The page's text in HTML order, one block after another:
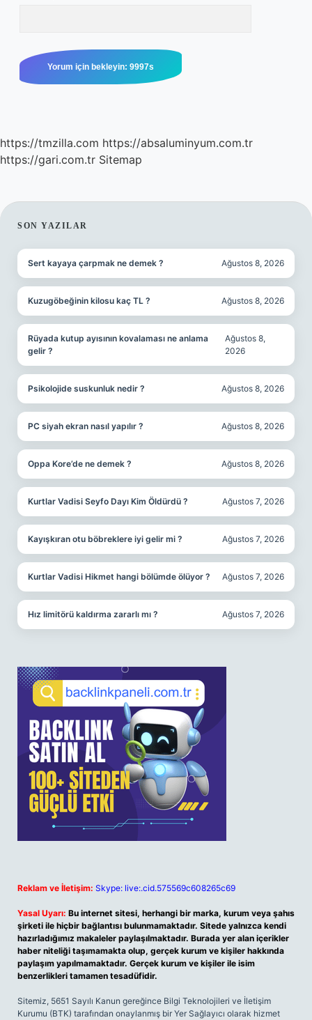
https://tmzilla.com https://absaluminyum.com.tr
https://gari.com.tr Sitemap
SIDEBAR
SON YAZILAR
Sert kayaya çarpmak ne demek ? Ağustos 8, 2026
Kuzugöbeğinin kilosu kaç TL ? Ağustos 8, 2026
Rüyada kutup ayısının kovalaması ne anlama
gelir ?
Ağustos 8,
2026
Psikolojide suskunluk nedir ? Ağustos 8, 2026
PC siyah ekran nasıl yapılır ? Ağustos 8, 2026
Oppa Kore’de ne demek ? Ağustos 8, 2026
Kurtlar Vadisi Seyfo Dayı Kim Öldürdü ? Ağustos 7, 2026
Kayışkıran otu böbreklere iyi gelir mi ? Ağustos 7, 2026
Kurtlar Vadisi Hikmet hangi bölümde ölüyor ? Ağustos 7, 2026
Hız limitörü kaldırma zararlı mı ? Ağustos 7, 2026
Reklam ve İletişim: Skype: live:.cid.575569c608265c69
Yasal Uyarı: Bu internet sitesi, herhangi bir marka, kurum veya şahıs
şirketi ile hiçbir bağlantısı bulunmamaktadır. Sitede yalnızca kendi
hazırladığımız makaleler paylaşılmaktadır. Burada yer alan içerikler
haber niteliği taşımamakta olup, gerçek kurum ve kişiler hakkında
paylaşım yapılmamaktadır. Gerçek kurum ve kişiler ile isim
benzerlikleri tamamen tesadüfidir.
Sitemiz, 5651 Sayılı Kanun gereğince Bilgi Teknolojileri ve İletişim
Kurumu (BTK) tarafından onaylanmış bir Yer Sağlayıcı olarak hizmet